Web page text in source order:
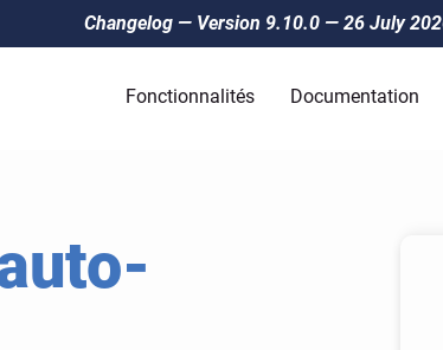
Changelog — Version 9.10.0 — 26 July
Fonctionnalités Documentation